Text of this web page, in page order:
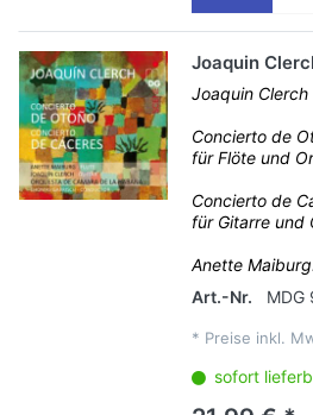
Joaquin
Joaquin
Concierto de
für Flöte und
Concierto de
für Gitarre und
Anette
Art.-Nr.
MDG
* Preise inkl.
sofort